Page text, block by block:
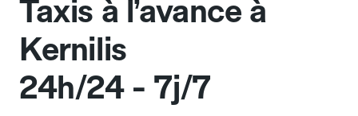
Taxis à l’avance à
Kernilis
24h/24 - 7j/7